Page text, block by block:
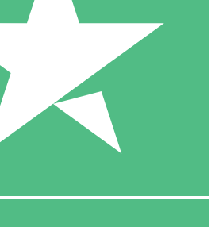
com créditos de download. Sem
1000